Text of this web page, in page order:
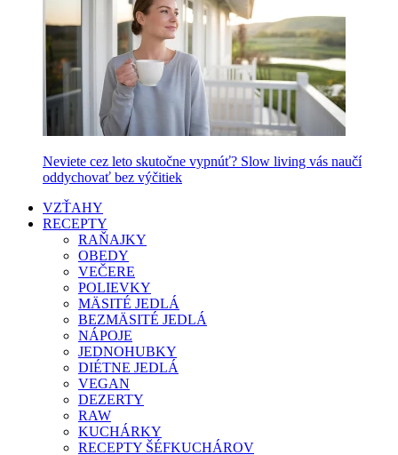
Neviete cez leto skutočne vypnúť? Slow living vás naučí
oddychovať bez výčitiek
VZŤAHY
RECEPTY
RAŇAJKY
OBEDY
VEČERE
POLIEVKY
MÄSITÉ JEDLÁ
BEZMÄSITÉ JEDLÁ
NÁPOJE
JEDNOHUBKY
DIÉTNE JEDLÁ
VEGAN
DEZERTY
RAW
KUCHÁRKY
RECEPTY ŠÉFKUCHÁROV